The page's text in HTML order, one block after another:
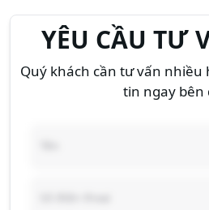
YÊU CẦU TƯ
Quý khách cần tư vấn nhiều
tin ngay bên